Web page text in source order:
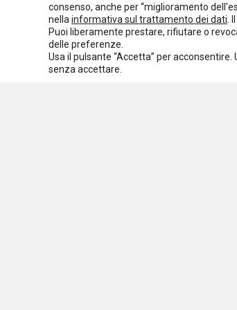
Normativa europea
Rassegna normativa
I seminari di Welforum
Eventi
Spazio ai promotori
consenso, anche per “miglioramento
nella informativa sul trattamento dei dati
Puoi liberamente prestare, rifiutare o
delle preferenze.
Usa il pulsante “Accetta” per
senza accettare.